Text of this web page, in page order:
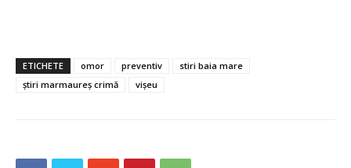
ETICHETE omor preventiv
stiri baia mare
știri marmaureș crimă
vișeu